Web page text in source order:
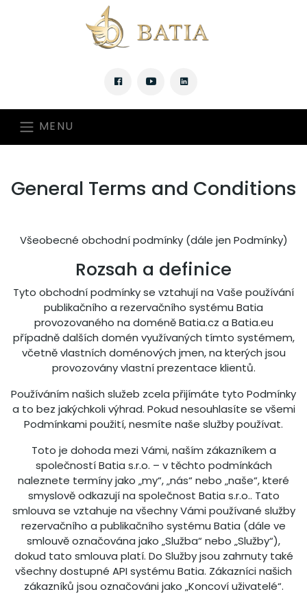
MENU
General Terms and Conditions
Všeobecné obchodní podmínky (dále jen Podmínky)
Rozsah a definice
Tyto obchodní podmínky se vztahují na Vaše používání
publikačního a rezervačního systému Batia
provozovaného na doméně Batia.cz a Batia.eu
případně dalších domén využívaných tímto systémem,
včetně vlastních doménových jmen, na kterých jsou
provozovány vlastní prezentace klientů.
Používáním našich služeb zcela přijímáte tyto Podmínky
a to bez jakýchkoli výhrad. Pokud nesouhlasíte se všemi
Podmínkami použití, nesmíte naše služby používat.
Toto je dohoda mezi Vámi, naším zákazníkem a
společností Batia s.r.o. – v těchto podmínkách
naleznete termíny jako „my“, „nás“ nebo „naše“, které
smyslově odkazují na společnost Batia s.r.o.. Tato
smlouva se vztahuje na všechny Vámi používané služby
rezervačního a publikačního systému Batia (dále ve
smlouvě označována jako „Služba“ nebo „Služby“),
dokud tato smlouva platí. Do Služby jsou zahrnuty také
všechny dostupné API systému Batia. Zákazníci našich
zákazníků jsou označováni jako „Koncoví uživatelé“.